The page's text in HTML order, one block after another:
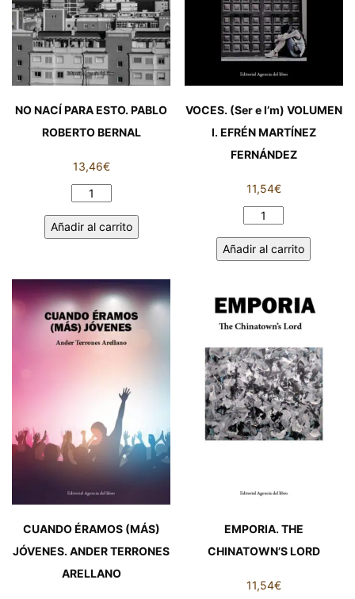
NO NACÍ PARA ESTO. PABLO
ROBERTO BERNAL
13,46€
PARA
ROBERTO
BERNAL
cantidad
Añadir al carrito
VOCES. (Ser e I’m) VOLUMEN
I. EFRÉN MARTÍNEZ
FERNÁNDEZ
11,54€
VOCES.
e
I.
EFRÉN
MARTÍNEZ
FERNÁNDEZ
cantidad
Añadir al carrito
CUANDO ÉRAMOS (MÁS)
JÓVENES. ANDER TERRONES
ARELLANO
EMPORIA. THE
CHINATOWN’S LORD
11,54€